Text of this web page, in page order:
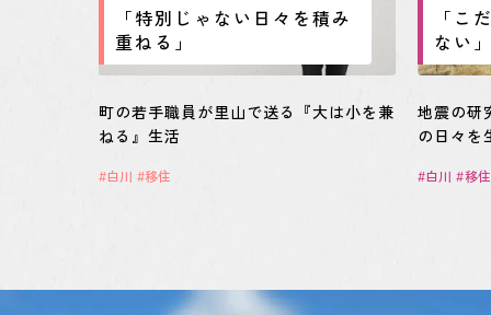
「特別じゃない日々を積み
重ねる」
町の若手職員が里山で送る『大は小を兼
ねる』生活
白川 移住
「こ
ない
地震の研
の日々を
白川 移住